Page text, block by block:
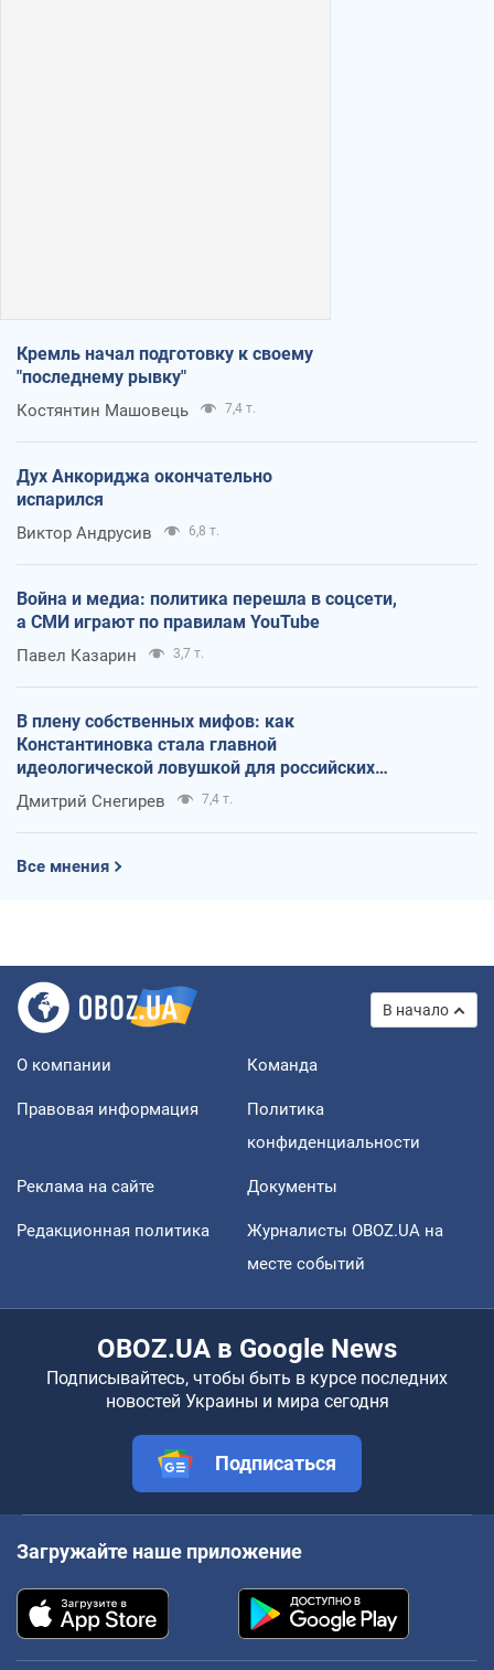
Кремль начал подготовку к своему
"последнему рывку"
Костянтин Машовець 7,4 т.
Дух Анкориджа окончательно
испарился
Виктор Андрусив 6,8 т.
Война и медиа: политика перешла в соцсети,
а СМИ играют по правилам YouTube
Павел Казарин 3,7 т.
В плену собственных мифов: как
Константиновка стала главной
идеологической ловушкой для российских
оккупантов
Дмитрий Снегирев 7,4 т.
Все мнения
В начало
О компании Команда
Правовая информация
Политика
конфиденциальности
Реклама на сайте Документы
Редакционная политика
Журналисты OBOZ.UA на
месте событий
OBOZ.UA в Google News
Подписывайтесь, чтобы быть в курсе последних
новостей Украины и мира сегодня
Подписаться
Загружайте наше приложение